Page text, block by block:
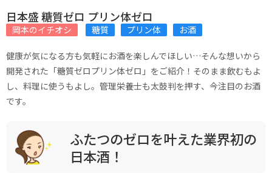
日本盛 糖質ゼロ プリン体ゼロ
岡本のイチオシ 糖質 プリン体 お酒
健康が気になる方も気軽にお酒を楽しんでほしい…そんな想いから
開発された「糖質ゼロプリン体ゼロ」をご紹介！そのまま飲むもよ
し、料理に使うもよし。管理栄養士も太鼓判を押す、今注目のお酒
です。
ふたつのゼロを叶えた業界初の
日本酒！